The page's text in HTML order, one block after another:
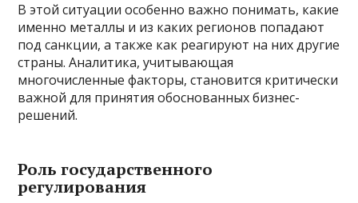
В этой ситуации особенно важно понимать, какие
именно металлы и из каких регионов попадают
под санкции, а также как реагируют на них другие
страны. Аналитика, учитывающая
многочисленные факторы, становится критически
важной для принятия обоснованных бизнес-
решений.
Роль государственного
регулирования